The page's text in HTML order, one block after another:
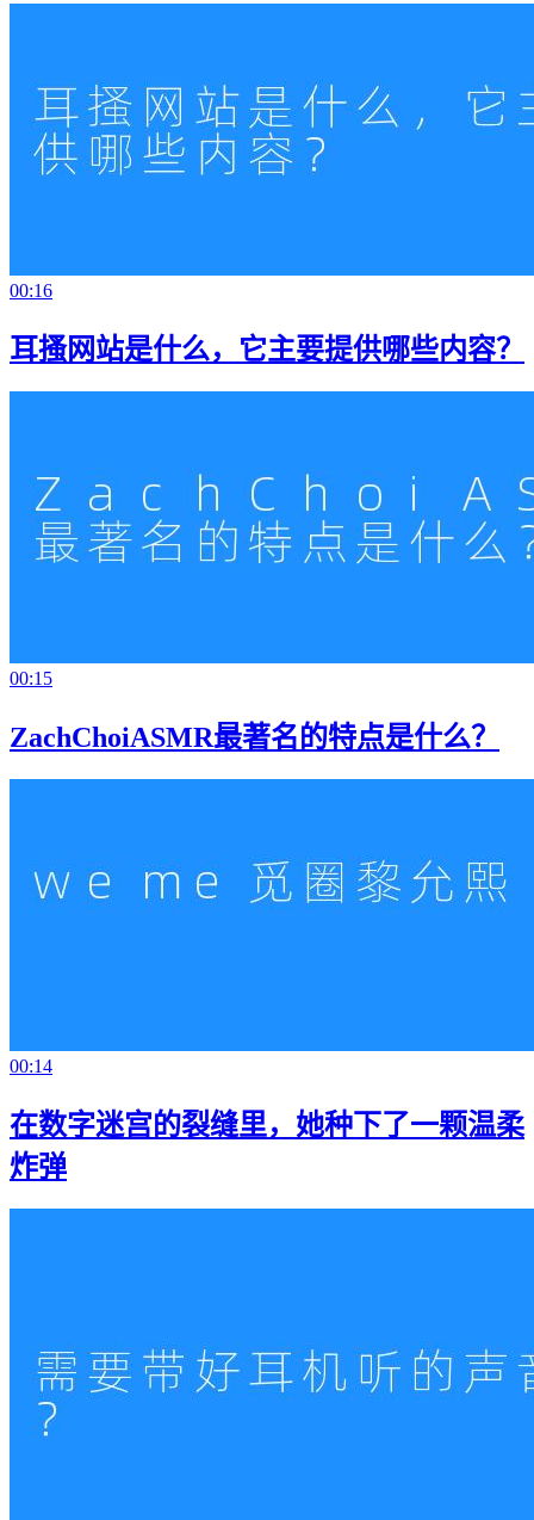
00:16
耳搔网站是什么，它主要提供哪些内容？
00:15
ZachChoiASMR最著名的特点是什么？
00:14
在数字迷宫的裂缝里，她种下了一颗温柔
炸弹